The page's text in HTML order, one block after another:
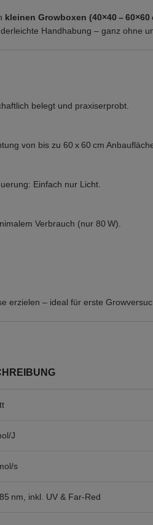
kleinen Growboxen (40×40 – 60×60
Handhabung – ganz ohne
belegt und praxiserprobt.
von bis zu 60 x 60 cm
Einfach nur Licht.
Verbrauch (nur 80 W).
erzielen – ideal für erste
J
s
nm, inkl. UV & Far-Red